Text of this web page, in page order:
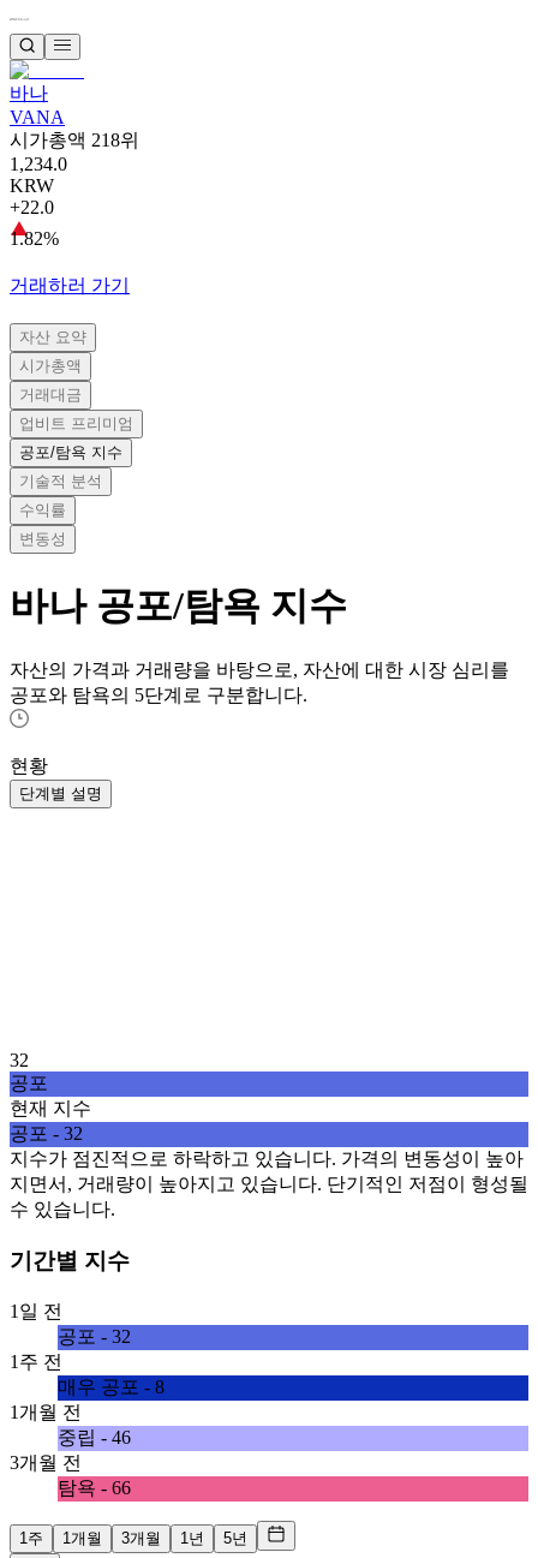
바나
VANA
시가총액 218위
1,234.0
KRW
+22.0
1.82%
거래하러 가기
자산 요약
시가총액
거래대금
업비트 프리미엄
공포/탐욕 지수
기술적 분석
수익률
변동성
바나 공포/탐욕 지수
자산의 가격과 거래량을 바탕으로, 자산에 대한 시장 심리를
공포와 탐욕의 5단계로 구분합니다.
현황
단계별 설명
32
공포
현재 지수
공포 - 32
지수가 점진적으로 하락하고 있습니다. 가격의 변동성이 높아
지면서, 거래량이 높아지고 있습니다. 단기적인 저점이 형성될
수 있습니다.
기간별 지수
1일 전
공포 - 32
1주 전
매우 공포 - 8
1개월 전
중립 - 46
3개월 전
탐욕 - 66
1주 1개월 3개월 1년 5년